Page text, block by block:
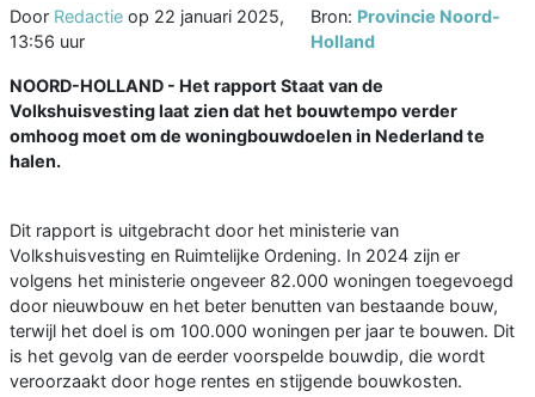
Door Redactie op 22 januari 2025,
13:56 uur
Bron: Provincie Noord-
Holland
NOORD-HOLLAND - Het rapport Staat van de
Volkshuisvesting laat zien dat het bouwtempo verder
omhoog moet om de woningbouwdoelen in Nederland te
halen.
Dit rapport is uitgebracht door het ministerie van
Volkshuisvesting en Ruimtelijke Ordening. In 2024 zijn er
volgens het ministerie ongeveer 82.000 woningen toegevoegd
door nieuwbouw en het beter benutten van bestaande bouw,
terwijl het doel is om 100.000 woningen per jaar te bouwen. Dit
is het gevolg van de eerder voorspelde bouwdip, die wordt
veroorzaakt door hoge rentes en stijgende bouwkosten.